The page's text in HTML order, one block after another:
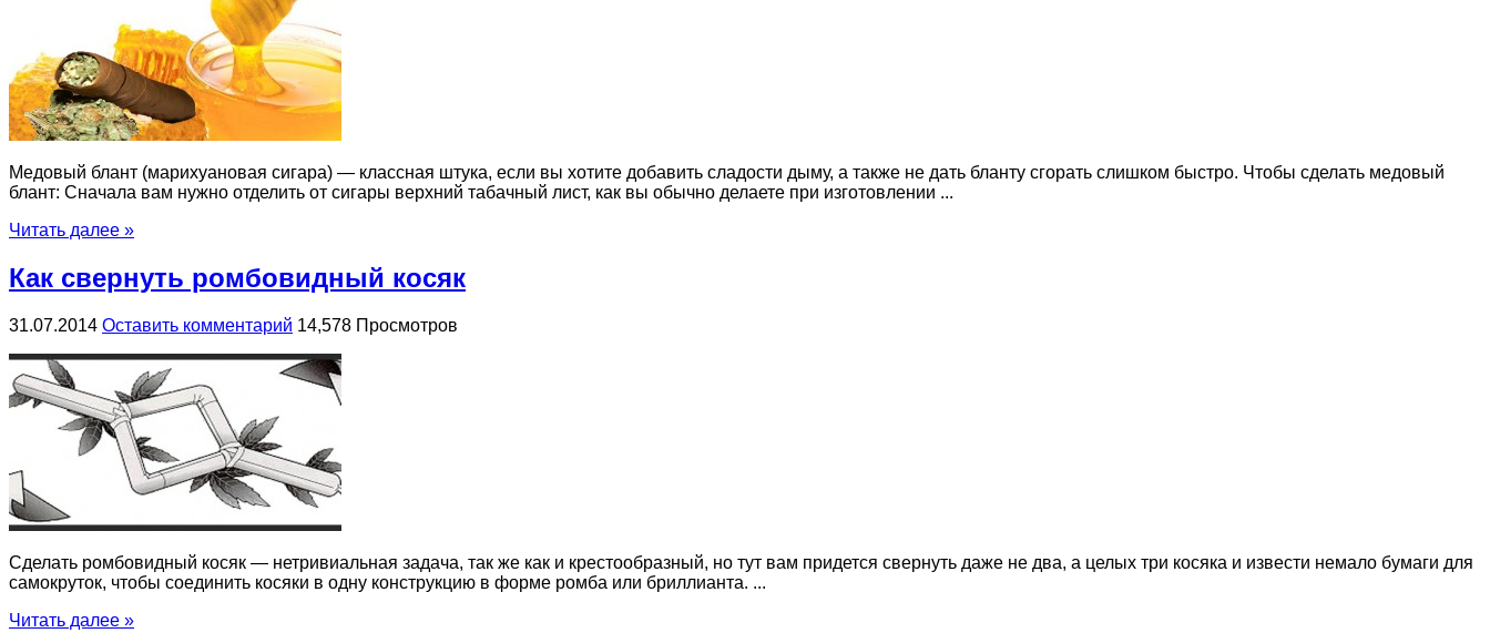
Медовый блант (марихуановая сигара) — классная штука, если вы хотите добавить сладости дыму, а также не дать бланту сгорать слишком быстро. Чтобы сделать медовый
блант: Сначала вам нужно отделить от сигары верхний табачный лист, как вы обычно делаете при изготовлении ...
Читать далее »
Как свернуть ромбовидный косяк
31.07.2014 Оставить комментарий 14,578 Просмотров
Сделать ромбовидный косяк — нетривиальная задача, так же как и крестообразный, но тут вам придется свернуть даже не два, а целых три косяка и извести немало бумаги для
самокруток, чтобы соединить косяки в одну конструкцию в форме ромба или бриллианта. ...
Читать далее »